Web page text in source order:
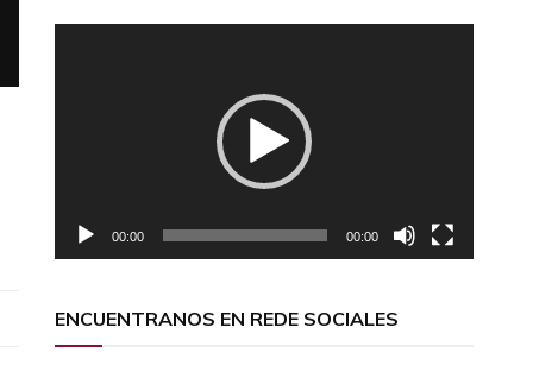
00:00 00:00
ENCUENTRANOS EN REDE SOCIALES